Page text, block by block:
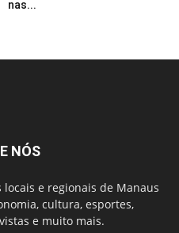
nas...
NÓS
locais e regionais de Manaus
cultura, esportes,
e muito mais.